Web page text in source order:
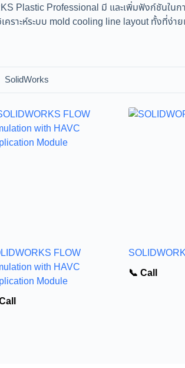
Professional มี และเพิ่มฟังก์ชันในก
าะห์ระบบ mold cooling line layout ทั้งที่ง่า
SolidWorks
FLOW
with HAVC
Module
📞 Call